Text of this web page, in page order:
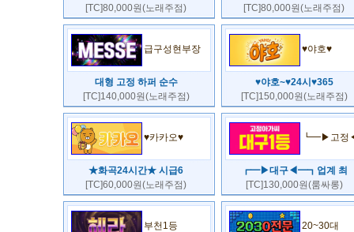
[TC]80,000원(노래주점)
[TC]80,000원(노래주점)
급구성현부장
대형 고정 하퍼 순수
[TC]140,000원(노래주점)
♥야호♥
♥야호~♥24시♥365
[TC]150,000원(노래주점)
♥카카오♥
★화곡24시간★ 시급6
[TC]60,000원(노래주점)
┗━▶고정
┏━▶대구◀━┓업계 최
[TC]130,000원(룸싸롱)
부천1등 20~30대